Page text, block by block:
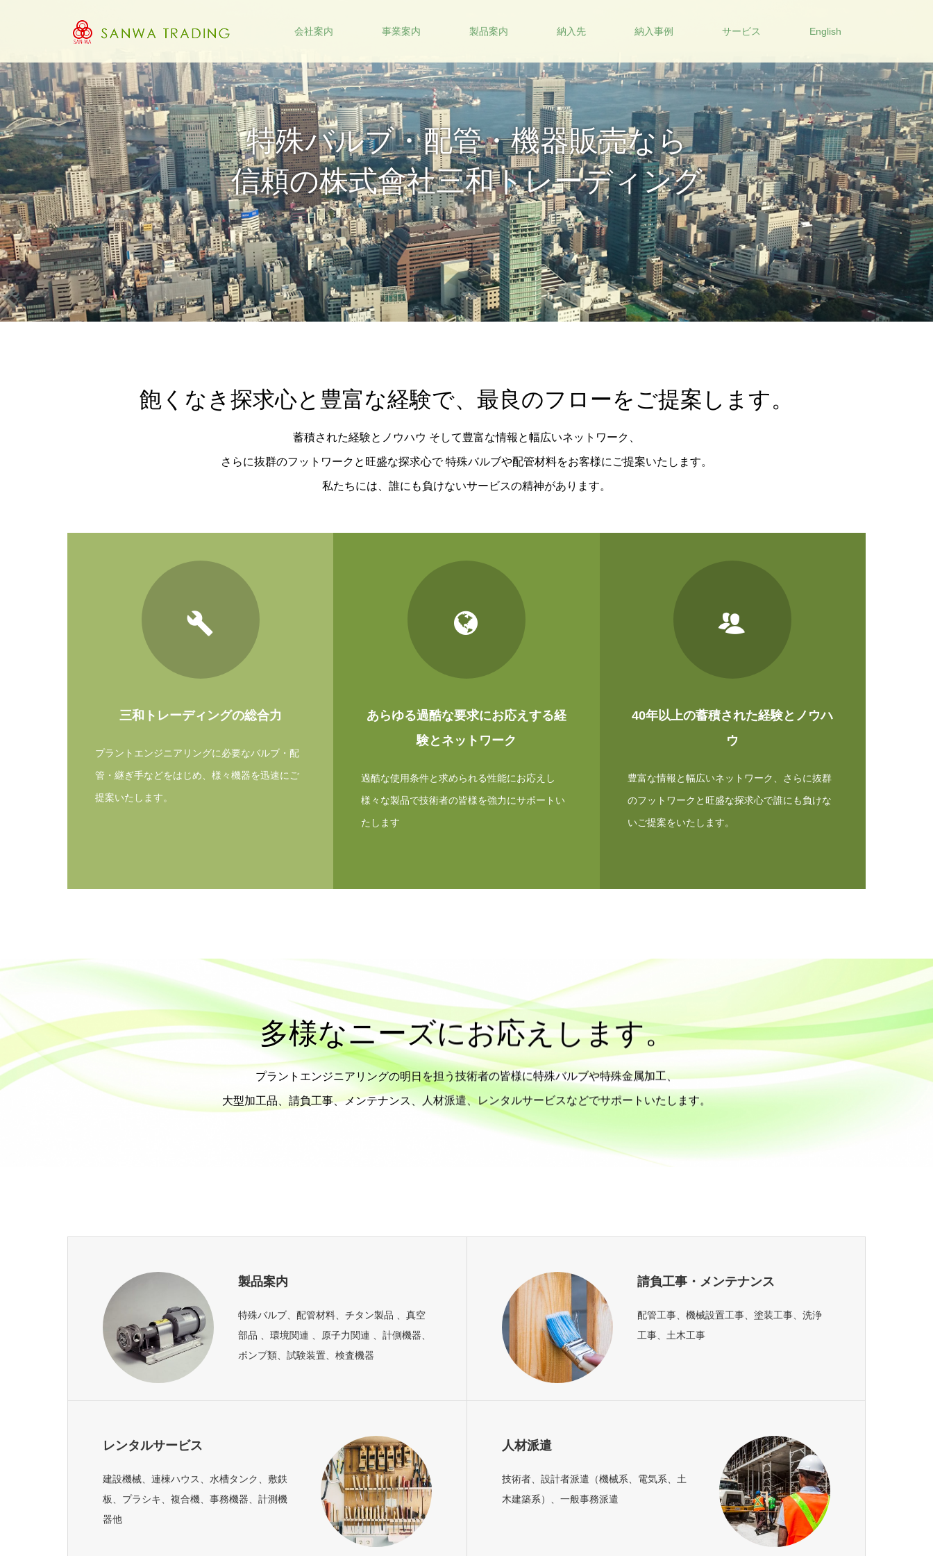
会社案内 事業案内 製品案内 納入先 納入事例 サービス English
豊富な経験で、最良のフロー・特殊バルブを
ご提案します
飽くなき探求心と豊富な経験で、最良のフローをご提案します。
蓄積された経験とノウハウ そして豊富な情報と幅広いネットワーク、
さらに抜群のフットワークと旺盛な探求心で 特殊バルブや配管材料をお客様にご提案いたします。
私たちには、誰にも負けないサービスの精神があります。
三和トレーディングの総合力
プラントエンジニアリングに必要なバルブ・配
管・継ぎ手などをはじめ、様々機器を迅速にご
提案いたします。
あらゆる過酷な要求にお応えする経
験とネットワーク
過酷な使用条件と求められる性能にお応えし
様々な製品で技術者の皆様を強力にサポートい
たします
40年以上の蓄積された経験とノウハ
ウ
豊富な情報と幅広いネットワーク、さらに抜群
のフットワークと旺盛な探求心で誰にも負けな
いご提案をいたします。
多様なニーズにお応えします。
プラントエンジニアリングの明日を担う技術者の皆様に特殊バルブや特殊金属加工、
大型加工品、請負工事、メンテナンス、人材派遣、レンタルサービスなどでサポートいたします。
製品案内
特殊バルブ、配管材料、チタン製品 、真空
部品 、環境関連 、原子力関連 、計側機器、
ポンプ類、試験装置、検査機器
請負工事・メンテナンス
配管工事、機械設置工事、塗装工事、洗浄
工事、土木工事
レンタルサービス
建設機械、連棟ハウス、水槽タンク、敷鉄
板、プラシキ、複合機、事務機器、計測機
器他
人材派遣
技術者、設計者派遣（機械系、電気系、土
木建築系）、一般事務派遣